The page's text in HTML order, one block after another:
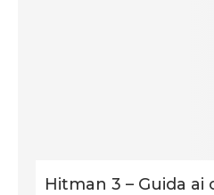
Hitman 3 – Guida